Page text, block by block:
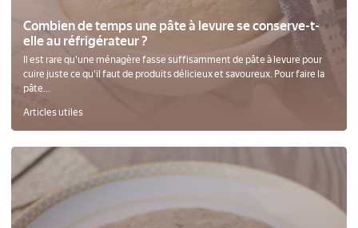
Combien de temps une pâte à levure se conserve-t-
elle au réfrigérateur ?
Il est rare qu'une ménagère fasse suffisamment de pâte à levure pour
cuire juste ce qu'il faut de produits délicieux et savoureux. Pour faire la
pâte...
Articles utiles